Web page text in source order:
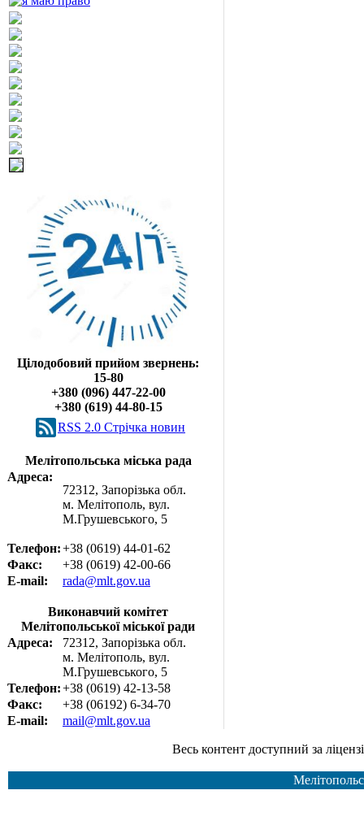
Цілодобовий прийом звернень:
15-80
+380 (096) 447-22-00
+380 (619) 44-80-15
RSS 2.0 Cтрічка новин
Мелітопольська міська рада
Адреса:
72312, Запорізька обл.
м. Мелітополь, вул.
М.Грушевського, 5
Телефон:+38 (0619) 44-01-62
Факс:
+38 (0619) 42-00-66
E-mail:
rada@mlt.gov.ua
Виконавчий комітет
Мелітопольської міської ради
Адреса:
72312, Запорізька обл.
м. Мелітополь, вул.
М.Грушевського, 5
Телефон:+38 (0619) 42-13-58
Факс:
+38 (06192) 6-34-70
E-mail:
mail@mlt.gov.ua
Весь контент доступний за ліцензією Creative